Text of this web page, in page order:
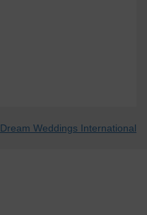
Dream Weddings International